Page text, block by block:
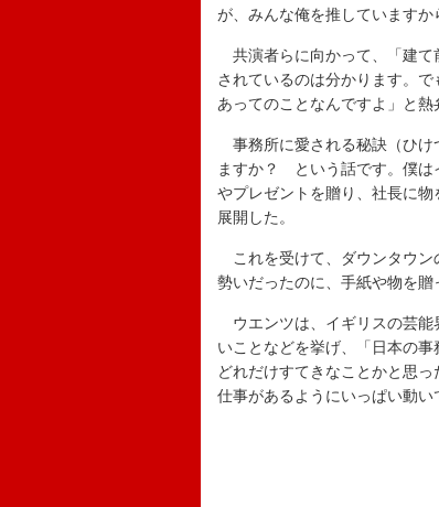
が、みんな俺を推していますか
共演者らに向かって、「建て
されているのは分かります。
あってのことなんですよ」と熱
事務所に愛される秘訣（ひけ
ますか？ という話です。僕は
やプレゼントを贈り、社長に
展開した。
これを受けて、ダウンタウン
勢いだったのに、手紙や物を贈
ウエンツは、イギリスの芸能
いことなどを挙げ、「日本の
どれだけすてきなことかと思
仕事があるようにいっぱい動い